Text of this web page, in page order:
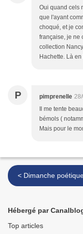
Oui quand cels
que l'ayant
choqué, et je
française, je ne
collection
Hachette. Là
P pimprenelle
Il me tente
bémols (
Mais pour le
< Dimanche
Hébergé par
Top articles